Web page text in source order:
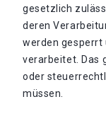
gesetzlich
deren
werden gesperrt
verarbeitet. Das
oder
müssen.